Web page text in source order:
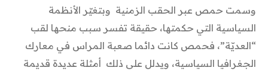
وسمت حمص عبر الحقب الزمنية وبتغيّر الأنظمة
السياسية التي حكمتها، حقيقة تفسر سبب منحها لقب
“العديّة”، فحمص كانت دائما صعبة المراس في معارك
الجغرافيا السياسية، ويدلل على ذلك أمثلة عديدة قديمة